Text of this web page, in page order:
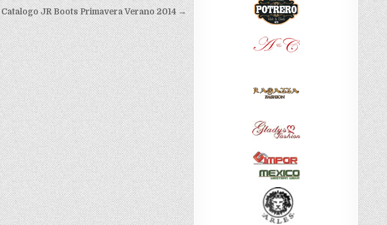
Catalogo JR Boots Primavera Verano 2014 →